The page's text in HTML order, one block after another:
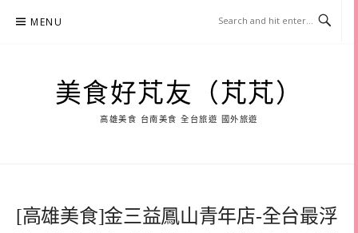
MENU
美食好芃友（芃芃）
高雄美食 台南美食 全台旅遊 國外旅遊
[高雄美食]金三益鳳山青年店-全台最浮